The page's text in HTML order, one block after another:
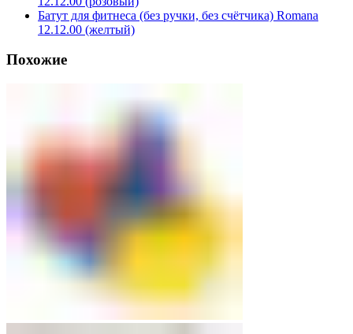
Батут для фитнеса (без ручки, без счётчика) Romana
12.12.00 (желтый)
Похожие